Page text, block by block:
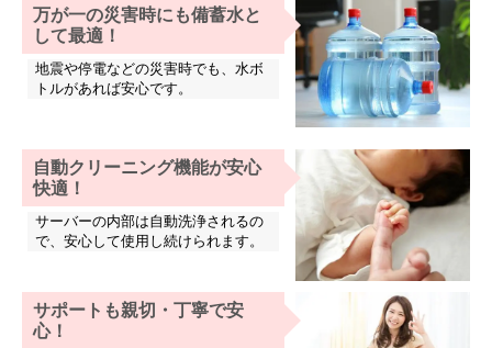
万が一の災害時にも備蓄水と
して最適！
地震や停電などの災害時でも、水ボ
トルがあれば安心です。
自動クリーニング機能が安心
快適！
サーバーの内部は自動洗浄されるの
で、安心して使用し続けられます。
サポートも親切・丁寧で安
心！